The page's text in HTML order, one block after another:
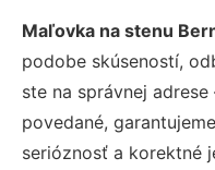
Maľovka na stenu
podobe skúseností,
ste na správnej
povedané,
serióznosť a korektné